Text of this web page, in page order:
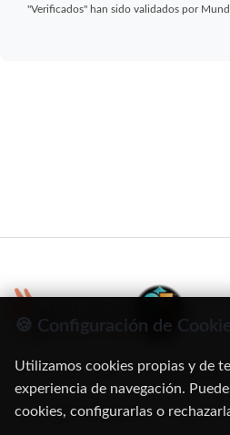
"Verificados" han sido validados por
C/ Oruro, 11. 28016
91 345 06 26
🍪 Configuración de
Utilizamos cookies propias y de
experiencia de navegación.
cookies, configurarlas o